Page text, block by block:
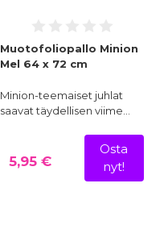
Muotofoliopallo Minion
Mel 64 x 72 cm
Minion-teemaiset juhlat
saavat täydellisen viime…
5,95 €
Osta
nyt!